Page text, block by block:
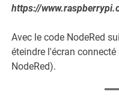
https://
Avec le code NodeRed
éteindre l'écran
NodeRed).